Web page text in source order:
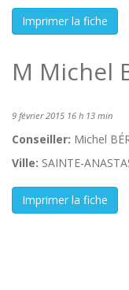
M Michel
9 février 2015 16 h 13 min
Conseiller: Michel
Ville: SAINTE-